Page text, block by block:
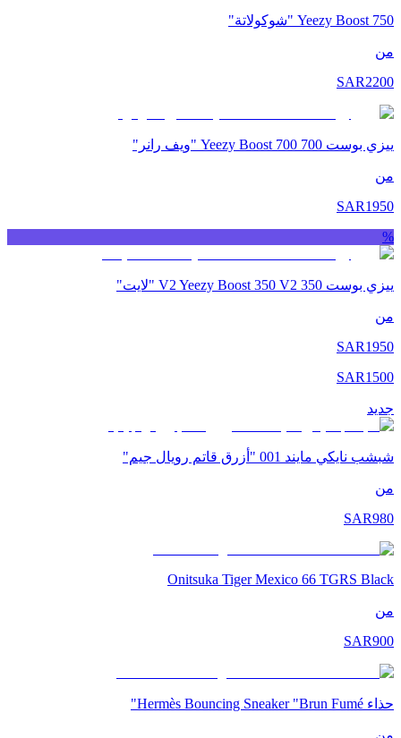
Yeezy Boost 750 "شوكولاتة"
من
SAR2200
ييزي بوست 700 Yeezy Boost 700 "ويف رانر"
من
SAR1950
%
ييزي بوست 350 V2 Yeezy Boost 350 V2 "لايت"
من
SAR1950
SAR1500
جديد
شبشب نايكي مايند 001 "أزرق قاتم رويال جيم"
من
SAR980
Onitsuka Tiger Mexico 66 TGRS Black
من
SAR900
حذاء Hermès Bouncing Sneaker "Brun Fumé"